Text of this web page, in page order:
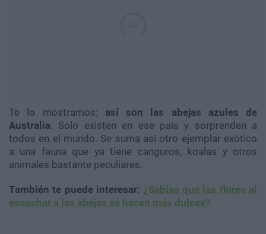
Te lo mostramos: así son las abejas azules de
Australia. Solo existen en ese país y sorprenden a
todos en el mundo. Se suma así otro ejemplar exótico
a una fauna que ya tiene canguros, koalas y otros
animales bastante peculiares.
También te puede interesar: ¿Sabías que las flores al
escuchar a las abejas se hacen más dulces?